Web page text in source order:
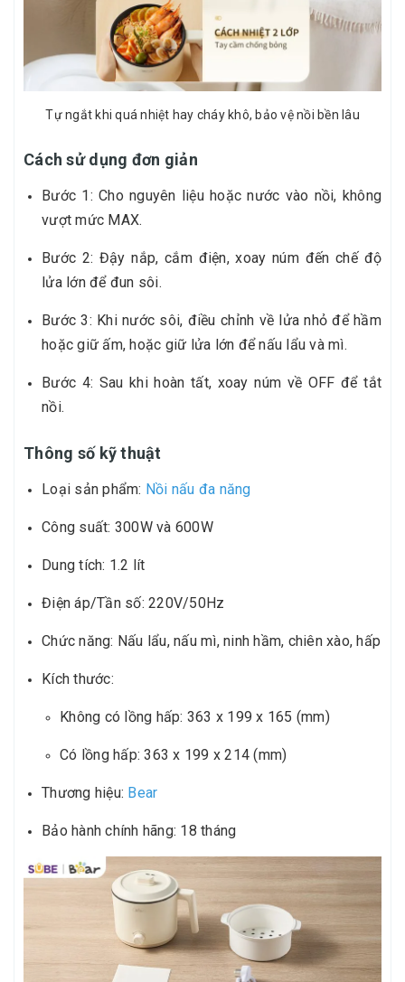
Tự ngắt khi quá nhiệt hay cháy khô, bảo vệ nồi bền lâu
Cách sử dụng đơn giản
Bước 1: Cho nguyên liệu hoặc nước vào nồi, không
vượt mức MAX.
Bước 2: Đậy nắp, cắm điện, xoay núm đến chế độ
lửa lớn để đun sôi.
Bước 3: Khi nước sôi, điều chỉnh về lửa nhỏ để hầm
hoặc giữ ấm, hoặc giữ lửa lớn để nấu lẩu và mì.
Bước 4: Sau khi hoàn tất, xoay núm về OFF để tắt
nồi.
Thông số kỹ thuật
Loại sản phẩm: Nồi nấu đa năng
Công suất: 300W và 600W
Dung tích: 1.2 lít
Điện áp/Tần số: 220V/50Hz
Chức năng: Nấu lẩu, nấu mì, ninh hầm, chiên xào, hấp
Kích thước:
Không có lồng hấp: 363 x 199 x 165 (mm)
Có lồng hấp: 363 x 199 x 214 (mm)
Thương hiệu: Bear
Bảo hành chính hãng: 18 tháng